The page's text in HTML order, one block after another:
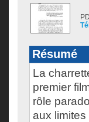
Résumé
La
premier
rôle
aux limites